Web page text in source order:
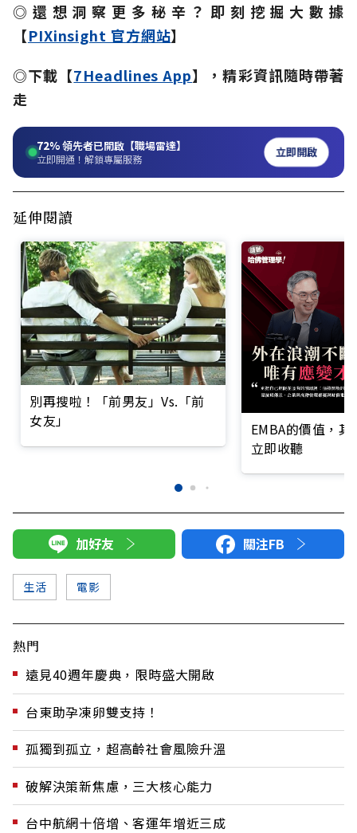
◎還想洞察更多秘辛？即刻挖掘大數據
【PIXinsight 官方網站】
◎下載【7Headlines App】，精彩資訊隨時帶著
走
72%領先者已開啟【職場雷達】
立即開通！解鎖專屬服務 立即開啟
延伸閱讀
別再搜啦！「前男友」Vs.「前
女友」
EMBA的價值，
立即收聽
加好友 關注FB
生活 電影
熱門
遠見40週年慶典，限時盛大開啟
台東助孕凍卵雙支持！
孤獨到孤立，超高齡社會風險升溫
破解決策新焦慮，三大核心能力
台中航網十倍增、客運年增近三成